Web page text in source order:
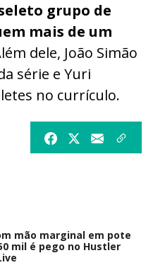
grupo de
mais de um
dele, João Simão
série e Yuri
no currículo.
mão marginal em pote
mil é pego no Hustler